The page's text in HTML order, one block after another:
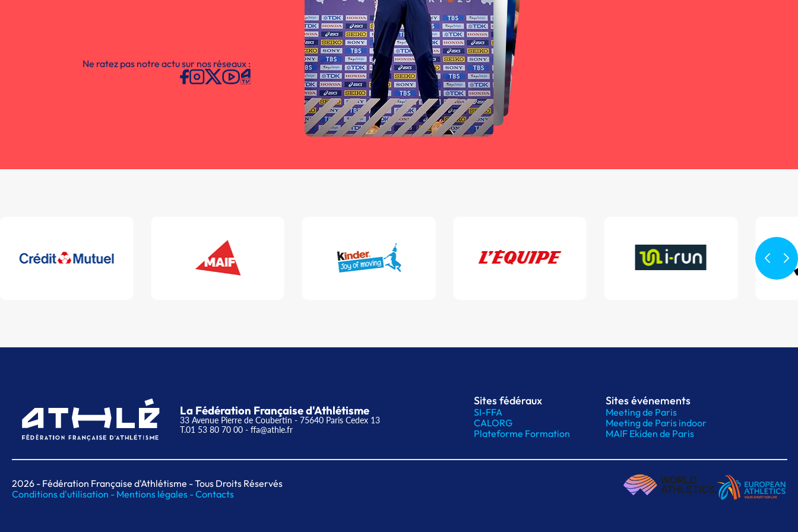
Ne ratez pas notre actu sur nos réseaux :
La Fédération Française d'Athlétisme
33 Avenue Pierre de Coubertin - 75640 Paris Cedex 13
T.01 53 80 70 00 - ffa@athle.fr
Sites fédéraux
SI-FFA
CALORG
Plateforme Formation
Sites événements
Meeting de Paris
Meeting de Paris indoor
MAIF Ekiden de Paris
2026 - Fédération Française d'Athlétisme - Tous Droits Réservés
Conditions d'utilisation - Mentions légales -Contacts